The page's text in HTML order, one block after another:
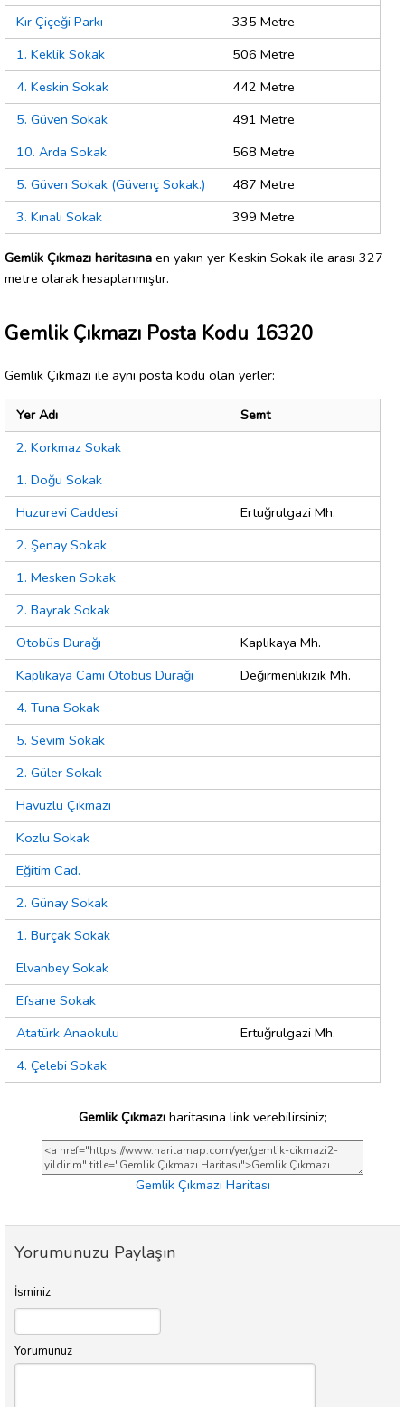
Kır Çiçeği Parkı
335 Metre
1. Keklik Sokak
506 Metre
4. Keskin Sokak
442 Metre
5. Güven Sokak
491 Metre
10. Arda Sokak
568 Metre
5. Güven Sokak (Güvenç Sokak.)
487 Metre
3. Kınalı Sokak
399 Metre
Gemlik Çıkmazı haritasına en yakın yer Keskin Sokak ile arası 327
metre olarak hesaplanmıştır.
Gemlik Çıkmazı Posta Kodu 16320
Gemlik Çıkmazı ile aynı posta kodu olan yerler:
Yer Adı
Semt
2. Korkmaz Sokak
1. Doğu Sokak
Huzurevi Caddesi
Ertuğrulgazi Mh.
2. Şenay Sokak
1. Mesken Sokak
2. Bayrak Sokak
Otobüs Durağı
Kaplıkaya Mh.
Kaplıkaya Cami Otobüs Durağı
Değirmenlikızık Mh.
4. Tuna Sokak
5. Sevim Sokak
2. Güler Sokak
Havuzlu Çıkmazı
Kozlu Sokak
Eğitim Cad.
2. Günay Sokak
1. Burçak Sokak
Elvanbey Sokak
Efsane Sokak
Atatürk Anaokulu
Ertuğrulgazi Mh.
4. Çelebi Sokak
Gemlik Çıkmazıharitasına link verebilirsiniz;
Gemlik Çıkmazı Haritası
Yorumunuzu Paylaşın
İsminiz
Yorumunuz